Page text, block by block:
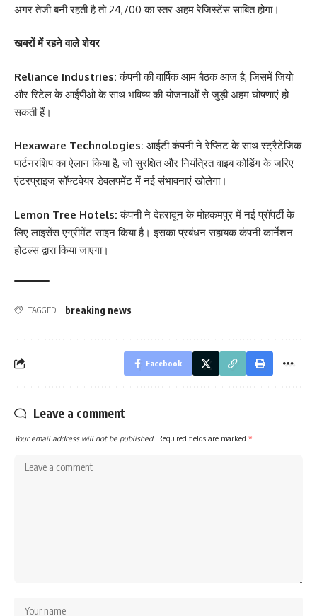
अगर तेजी बनी रहती है तो 24,700 का स्तर अहम रेजिस्टेंस साबित होगा।
खबरों में रहने वाले शेयर
Reliance Industries:कंपनी की वार्षिक आम बैठक आज है, जिसमें जियो
और रिटेल के आईपीओ के साथ भविष्य की योजनाओं से जुड़ी अहम घोषणाएं हो
सकती हैं।
Hexaware Technologies: आईटी कंपनी ने रेप्लिट के साथ स्ट्रैटेजिक
पार्टनरशिप का ऐलान किया है, जो सुरक्षित और नियंत्रित वाइब कोडिंग के जरिए
एंटरप्राइज सॉफ्टवेयर डेवलपमेंट में नई संभावनाएं खोलेगा।
Lemon Tree Hotels:कंपनी ने देहरादून के मोहकमपुर में नई प्रॉपर्टी के
लिए लाइसेंस एग्रीमेंट साइन किया है। इसका प्रबंधन सहायक कंपनी कार्नेशन
होटल्स द्वारा किया जाएगा।
TAGGED: breaking news
Facebook
Leave a comment
Your email address will not be published. Required fields are marked *